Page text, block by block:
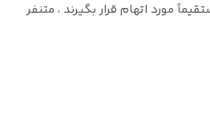
مورد اتهام قرار بگیرند ، متنفر